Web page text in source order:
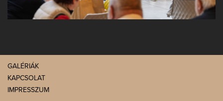
GALÉRIÁK
KAPCSOLAT
IMPRESSZUM